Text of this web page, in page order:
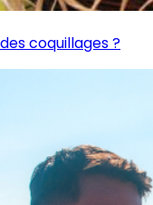
coquillages ?